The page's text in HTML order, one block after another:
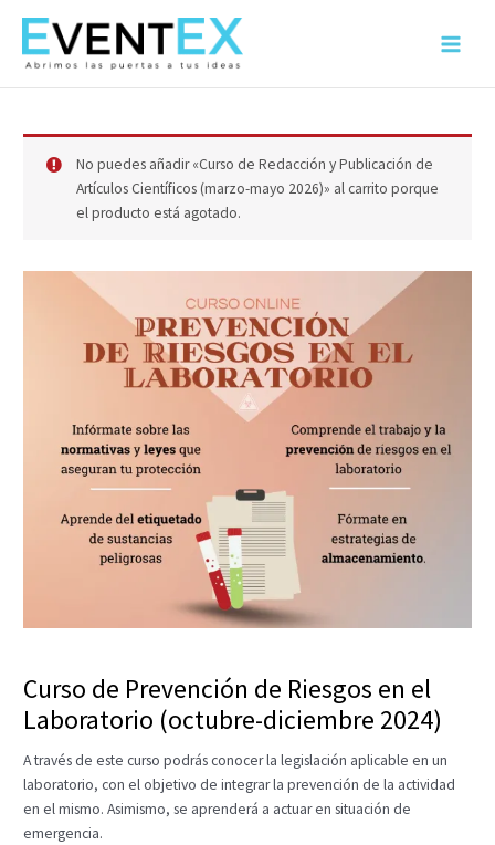
contenido
Main
No puedes añadir «Curso de Redacción y Publicación de
Artículos Científicos (marzo-mayo 2026)» al carrito porque
el producto está agotado.
Curso de Prevención de Riesgos en el
Laboratorio (octubre-diciembre 2024)
A través de este curso podrás conocer la legislación aplicable en un
laboratorio, con el objetivo de integrar la prevención de la actividad
en el mismo. Asimismo, se aprenderá a actuar en situación de
emergencia.